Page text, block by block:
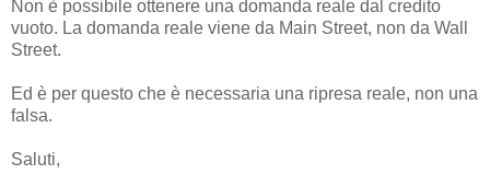
Non è possibile ottenere una domanda reale dal credito
vuoto. La domanda reale viene da Main Street, non da Wall
Street.
Ed è per questo che è necessaria una ripresa reale, non una
falsa.
Saluti,